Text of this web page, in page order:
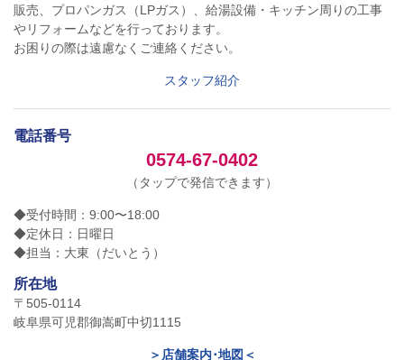
販売、プロパンガス（LPガス）、給湯設備・キッチン周りの工事
やリフォームなどを行っております。
お困りの際は遠慮なくご連絡ください。
スタッフ紹介
電話番号
0574-67-0402
（タップで発信できます）
◆受付時間：9:00〜18:00
◆定休日：日曜日
◆担当：大東（だいとう）
所在地
〒505-0114
岐阜県可児郡御嵩町中切1115
＞店舗案内･地図＜